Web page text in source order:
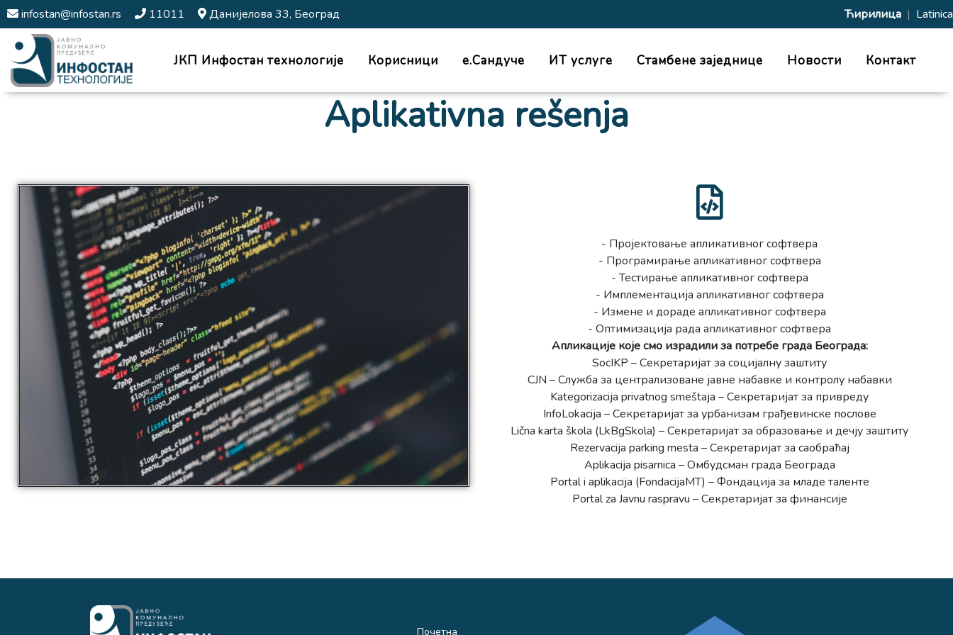
infostan@infostan.rs 11011 Данијелова 33, Београд Ћирилица | Latinica
ЈКП Инфостан технологије Корисници е.Сандуче ИТ услуге Стамбене заједнице Новости Контакт
Aplikativna rešenja
- Пројектовање апликативног софтвера
- Програмирање апликативног софтвера
- Тестирање апликативног софтвера
- Имплементација апликативног софтвера
- Измене и дoраде апликативног софтвера
- Оптимизација рада апликативног софтвера
Апликације које смо израдили за потребе града Београда:
SocIKP – Секретаријат за социјалну заштиту
CJN – Служба за централизоване јавне набавке и контролу набавки
Kategorizacija privatnog smeštaja – Секретаријат за привреду
InfoLokacija – Секретаријат за урбанизам грађевинске послове
Lična karta škola (LkBgSkola) – Секретаријат за образовање и дечју заштиту
Rezervacija parking mesta – Секретаријат за саобраћај
Aplikacija pisarnica – Омбудсман града Београда
Portal i aplikacija (FondacijaMT) – Фондација за младе таленте
Portal za Javnu raspravu – Секретаријат за финансије
Почетна